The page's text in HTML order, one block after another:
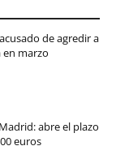
de agredir a
en marzo
abre el plazo
euros